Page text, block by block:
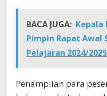
BACA JUGA: Kepala
Pimpin Rapat Awal
Pelajaran 2024/2025
Penampilan para